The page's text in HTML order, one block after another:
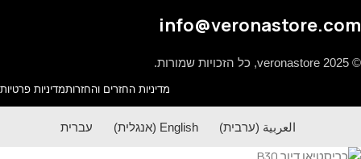
info@veronastore.com
© 2025 veronastore, כל הזכויות שמורות.
מדיניות החזרים והחזרותמדיניות פרטיות
العربية (ערבית)
English
(אנגלית) עברית